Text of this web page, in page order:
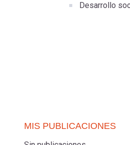
Desarrollo
MIS PUBLICACIONES